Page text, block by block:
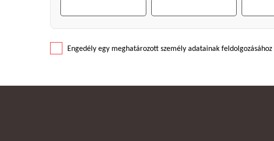
Engedély egy meghatározott személy adatainak feldolgozásához